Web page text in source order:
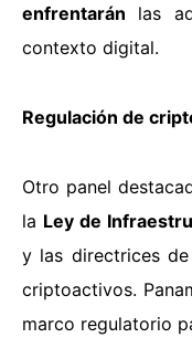
enfrentarán las
contexto digital.
Regulación de
Otro panel
la Ley de
y las directrices
criptoactivos.
marco regulatorio